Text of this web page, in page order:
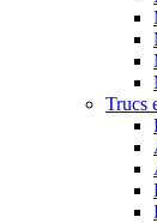
Trucs